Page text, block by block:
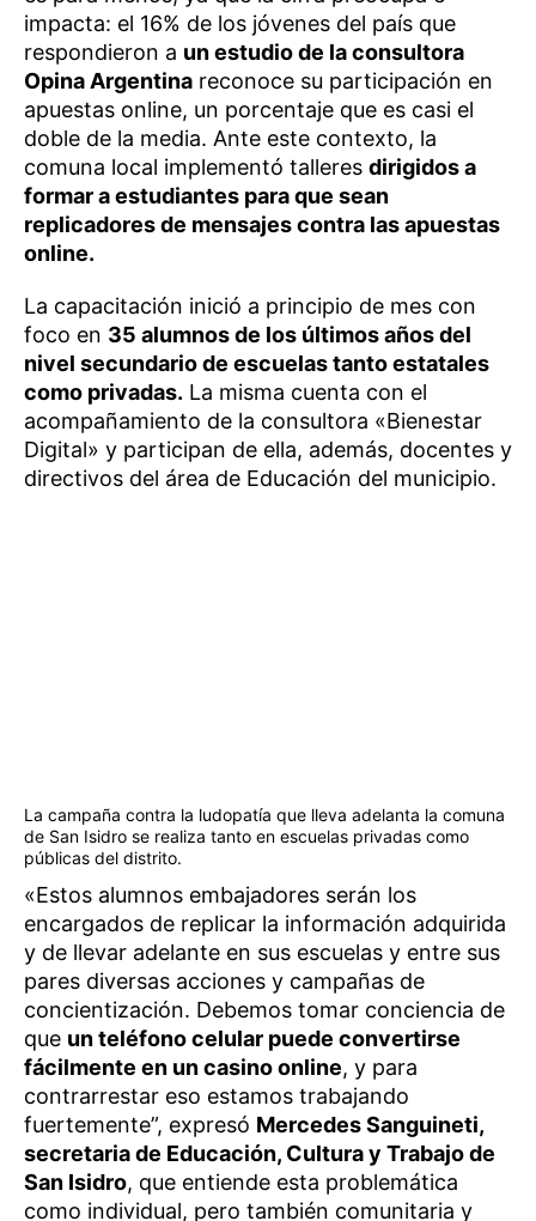
impacta: el 16% de los jóvenes del país que
respondieron a un estudio de la consultora
Opina Argentina reconoce su participación en
apuestas online, un porcentaje que es casi el
doble de la media. Ante este contexto, la
comuna local implementó talleres dirigidos a
formar a estudiantes para que sean
replicadores de mensajes contra las apuestas
online.
La capacitación inició a principio de mes con
foco en 35 alumnos de los últimos años del
nivel secundario de escuelas tanto estatales
como privadas. La misma cuenta con el
acompañamiento de la consultora «Bienestar
Digital» y participan de ella, además, docentes y
directivos del área de Educación del municipio.
La campaña contra la ludopatía que lleva adelanta la comuna
de San Isidro se realiza tanto en escuelas privadas como
públicas del distrito.
«Estos alumnos embajadores serán los
encargados de replicar la información adquirida
y de llevar adelante en sus escuelas y entre sus
pares diversas acciones y campañas de
concientización. Debemos tomar conciencia de
que un teléfono celular puede convertirse
fácilmente en un casino online, y para
contrarrestar eso estamos trabajando
fuertemente”, expresó Mercedes Sanguineti,
secretaria de Educación, Cultura y Trabajo de
San Isidro, que entiende esta problemática
como individual, pero también comunitaria y